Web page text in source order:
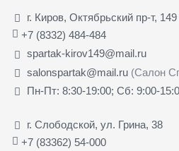
г. Киров, Октябрьский пр-т, 149
+7 (8332) 484-484
spartak-kirov149@mail.ru
salonspartak@mail.ru (Салон
Пн-Пт: 8:30-19:00; Сб: 9:00-
г. Слободской, ул. Грина, 38
+7 (83362) 54-000